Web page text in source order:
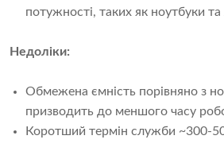
потужності, таких як ноутбуки та
Недоліки:
Обмежена ємність порівняно з
призводить до меншого часу
Коротший термін служби ~300-